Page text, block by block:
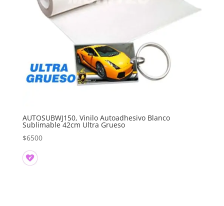
AUTOSUBWJ150, Vinilo Autoadhesivo Blanco
Sublimable 42cm Ultra Grueso
$6500